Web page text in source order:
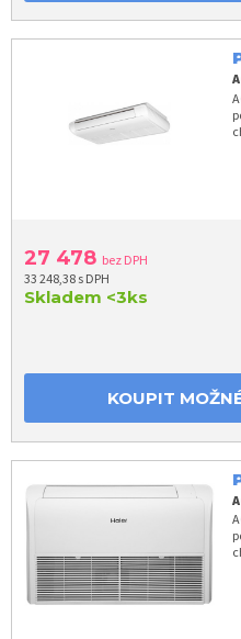
27 478 bez DPH
33 248,38 s DPH
Skladem <3ks
KOUPIT